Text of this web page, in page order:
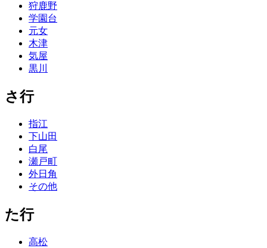
狩鹿野
学園台
元女
木津
気屋
黒川
さ行
指江
下山田
白尾
瀬戸町
外日角
その他
た行
高松